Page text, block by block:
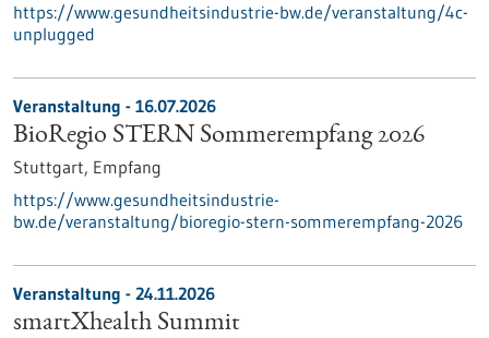
https://www.gesundheitsindustrie-bw.de/veranstaltung/4c-
unplugged
Veranstaltung - 16.07.2026
BioRegio STERN Sommerempfang 2026
Stuttgart, Empfang
https://www.gesundheitsindustrie-
bw.de/veranstaltung/bioregio-stern-sommerempfang-2026
Veranstaltung - 24.11.2026
smartXhealth Summit